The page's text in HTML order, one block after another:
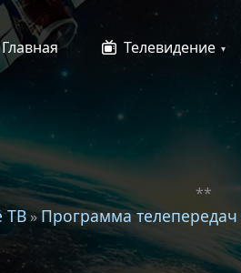
Главная Телевидение
**
ТВ»Программа телепередач